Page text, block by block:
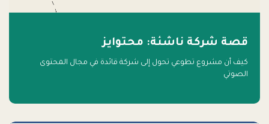
قصة شركة ناشئة: محتوايز
كيف أن مشروع تطوعي تحول إلى شركة قائدة في مجال المحتوى
الصوتي